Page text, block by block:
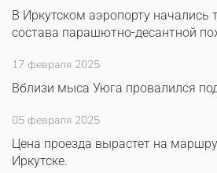
В Иркутском аэропорту начались
состава парашютно-десантной
17 февраля 2025
Вблизи мыса Уюга провалился
05 февраля 2025
Цена проезда вырастет на
Иркутске.